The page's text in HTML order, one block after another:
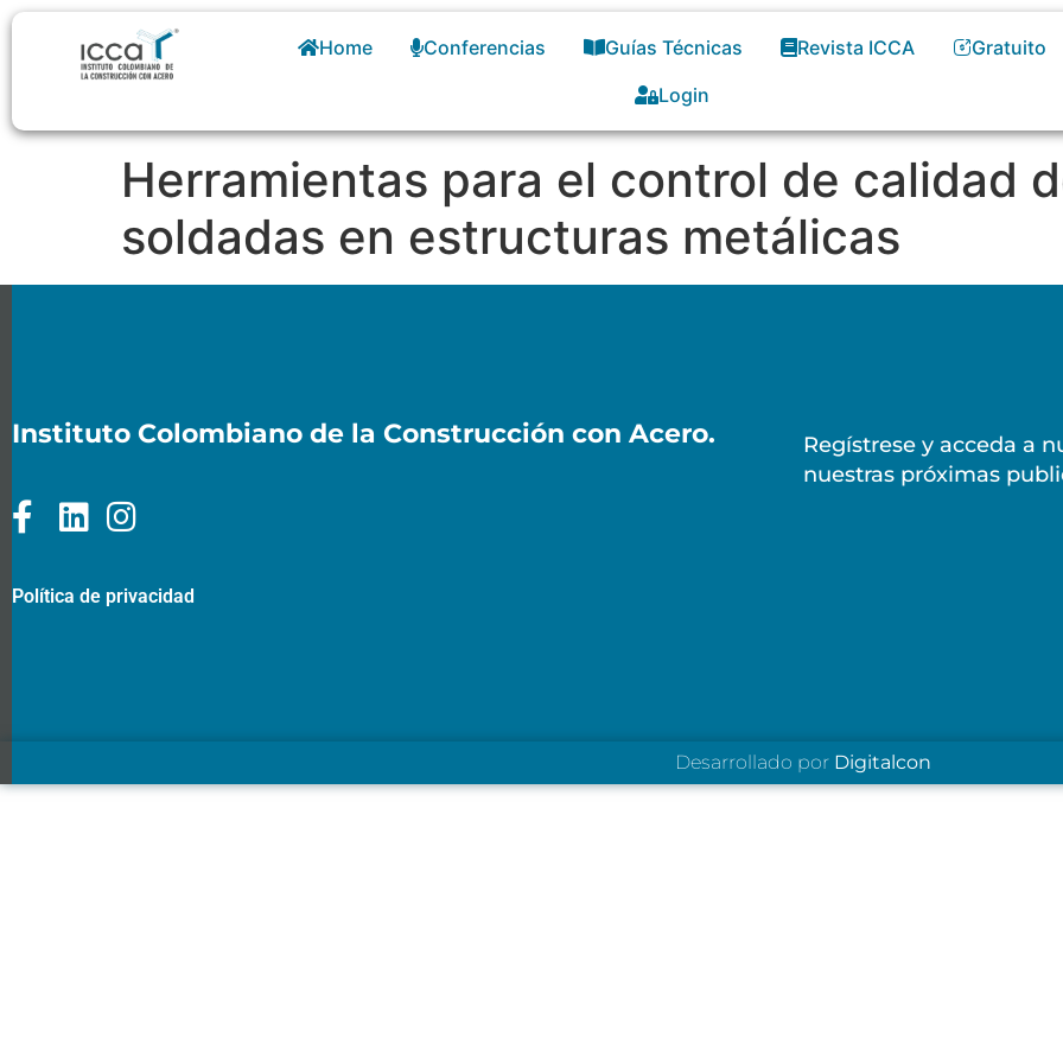
Home Conferencias Guías Técnicas Revista ICCA
Gratuito
Login
Herramientas para el control de calidad
soldadas en estructuras metálicas
Instituto Colombiano de la Construcción con Acero.
Política de privacidad
Regístrese y acceda a
nuestras próximas
Desarrollado por Digitalcon